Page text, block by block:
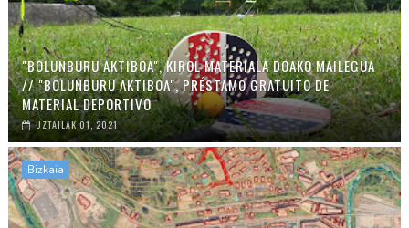
"BOLUNBURU AKTIBOA", KIROL MATERIALA DOAKO MAILEGUA
// "BOLUNBURU AKTIBOA", PRÉSTAMO GRATUITO DE
MATERIAL DEPORTIVO
UZTAILAK 01, 2021
Bizkaia